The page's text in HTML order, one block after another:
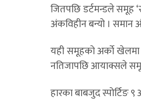
जितपछि डर्टमन्डले समूह
अंकविहीन बन्यो । समान
यही समूहको अर्काे खेलमा
नतिजापछि आयाक्सले
हारका बाबजुद स्पोर्टिङ